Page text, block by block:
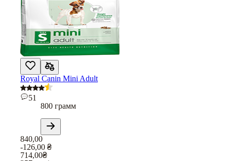
Royal Canin Mini Adult
51
800 грамм
840,00
-126,00 ₴
714,00₴